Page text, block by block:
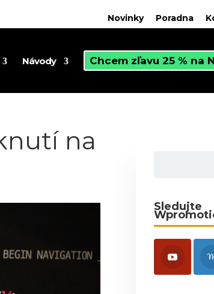
Novinky Poradna
Návody Chcem zľavu 25 % na
na
Sledujte